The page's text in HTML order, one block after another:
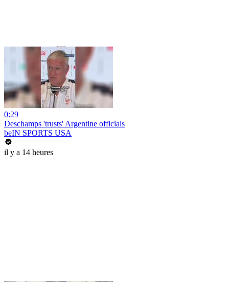
0:29
Deschamps 'trusts' Argentine officials
beIN SPORTS USA
il y a 14 heures